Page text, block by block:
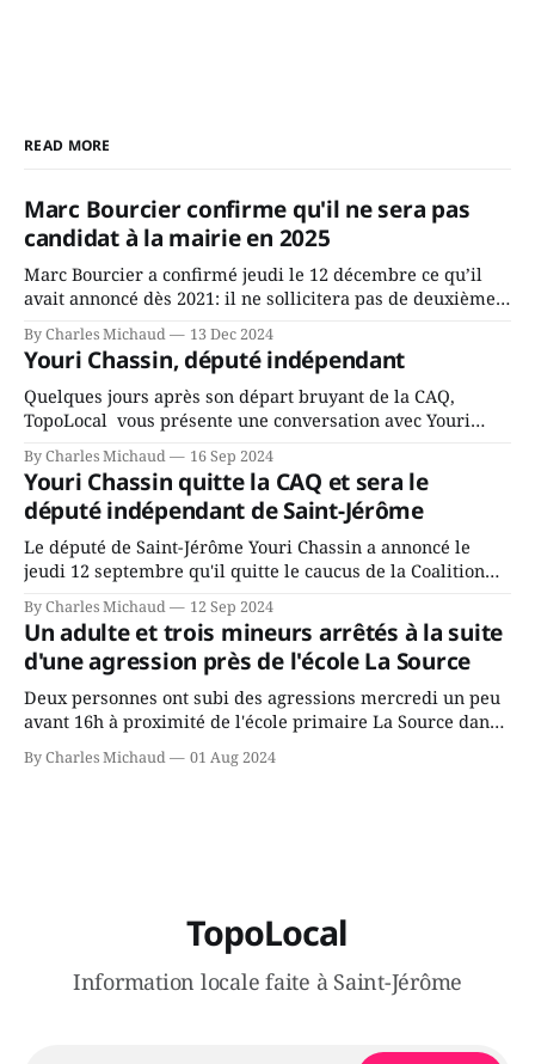
READ MORE
Marc Bourcier confirme qu'il ne sera pas
candidat à la mairie en 2025
Marc Bourcier a confirmé jeudi le 12 décembre ce qu’il
avait annoncé dès 2021: il ne sollicitera pas de deuxième
fait l’annonce en s’adressant aux employés de la ville,
rassemblés en soirée pour leur traditionnel souper
By Charles Michaud 13 Dec 2024
Youri Chassin, député indépendant
Quelques jours après son départ bruyant de la CAQ,
TopoLocal vous présente une conversation avec Youri
depuis longtemps? Sera-t-il candidat indépendant dans 2
ans? Joindrait-il un autre parti, par exemple les
conservateurs d’Éric Duhaime? Que lui
By Charles Michaud 16 Sep 2024
Youri Chassin quitte la CAQ et sera le
député indépendant de Saint-Jérôme
Le député de Saint-Jérôme Youri Chassin a annoncé le
jeudi 12 septembre qu'il quitte le caucus de la Coalition
gouvernement de la CAQ, surtout de son incapacité, qu'il
juge chronique, à offrir des
By Charles Michaud 12 Sep 2024
Un adulte et trois mineurs arrêtés à la suite
d'une agression près de l'école La Source
Deux personnes ont subi des agressions mercredi un peu
avant 16h à proximité de l'école primaire La Source dans
victimes aurait été écrasée sous un véhicule et aspergée
By Charles Michaud 01 Aug 2024
TopoLocal
Information locale faite à Saint-Jérôme